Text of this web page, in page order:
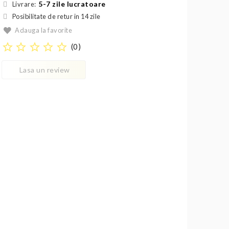
Livrare: 5-7 zile lucratoare
Posibilitate de retur in 14 zile
Adauga la favorite
star_border star_border star_border star_border star_border (0)
Lasa un review